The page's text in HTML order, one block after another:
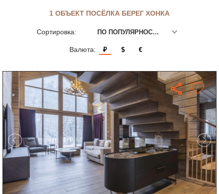
1 ОБЪЕКТ ПОСЁЛКА БЕРЕГ ХОНКА
Сортировка: ПО ПОПУЛЯРНОСТИ
Валюта: ₽ $ €